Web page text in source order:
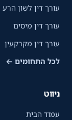
עורך דין לשון הרע
עורך דין מיסים
עורך דין מקרקעין
לכל התחומים ←
ניווט
עמוד הבית